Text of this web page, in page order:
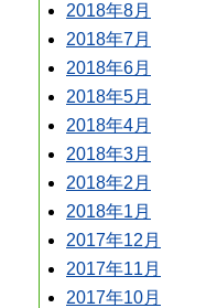
2018年8月
2018年7月
2018年6月
2018年5月
2018年4月
2018年3月
2018年2月
2018年1月
2017年12月
2017年11月
2017年10月